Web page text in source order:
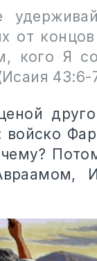
от
кого Я
43:6-
войско